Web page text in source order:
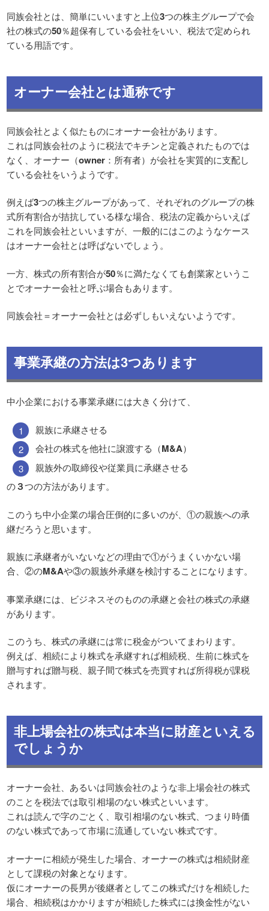
同族会社とは、簡単にいいますと上位3つの株主グループで会
社の株式の50％超保有している会社をいい、税法で定められ
ている用語です。
オーナー会社とは通称です
同族会社とよく似たものにオーナー会社があります。
これは同族会社のように税法でキチンと定義されたものでは
なく、オーナー（owner ：所有者）が会社を実質的に支配し
ている会社をいうようです。
例えば3つの株主グループがあって、それぞれのグループの株
式所有割合が拮抗している様な場合、税法の定義からいえば
これを同族会社といいますが、一般的にはこのようなケース
はオーナー会社とは呼ばないでしょう。
一方、株式の所有割合が50％に満たなくても創業家というこ
とでオーナー会社と呼ぶ場合もあります。
同族会社＝オーナー会社とは必ずしもいえないようです。
事業承継の方法は3つあります
中小企業における事業承継には大きく分けて、
親族に承継させる
会社の株式を他社に譲渡する（M&A）
親族外の取締役や従業員に承継させる
の３つの方法があります。
このうち中小企業の場合圧倒的に多いのが、①の親族への承
継だろうと思います。
親族に承継者がいないなどの理由で①がうまくいかない場
合、②のM&Aや③の親族外承継を検討することになります。
事業承継には、ビジネスそのものの承継と会社の株式の承継
があります。
このうち、株式の承継には常に税金がついてまわります。
例えば、相続により株式を承継すれば相続税、生前に株式を
贈与すれば贈与税、親子間で株式を売買すれば所得税が課税
されます。
非上場会社の株式は本当に財産といえる
でしょうか
オーナー会社、あるいは同族会社のような非上場会社の株式
のことを税法では取引相場のない株式といいます。
これは読んで字のごとく、取引相場のない株式、つまり時価
のない株式であって市場に流通していない株式です。
オーナーに相続が発生した場合、オーナーの株式は相続財産
として課税の対象となります。
仮にオーナーの長男が後継者としてこの株式だけを相続した
場合、相続税はかかりますが相続した株式には換金性がない